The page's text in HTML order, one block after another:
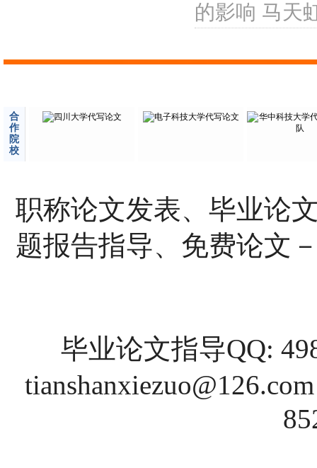
的影响 马天
合
作
院
校
职称论文发表、毕业论
题报告指导、免费论文
毕业论文指导QQ:
tianshanxiezuo@126.com